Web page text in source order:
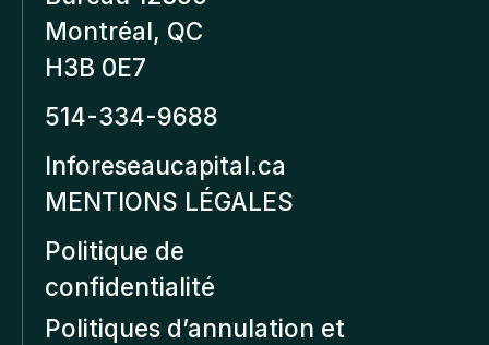
Montréal, QC
H3B 0E7
514-334-9688
Inforeseaucapital.ca
MENTIONS LÉGALES
Politique de
confidentialité
Politiques d’annulation et